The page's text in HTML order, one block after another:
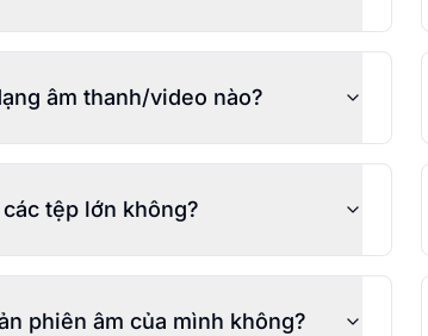
âm thanh/video nào?
tệp lớn không?
phiên âm của mình không?